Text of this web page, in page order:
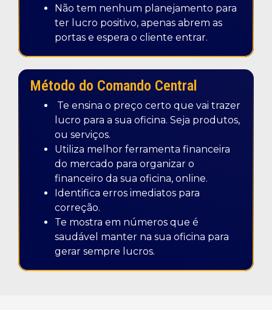
Não tem nenhum planejamento para
ter lucro positivo, apenas abrem as
portas e espera o cliente entrar.
Método do Comando Central
Te ensina o preço certo que vai trazer
lucro para a sua oficina. Seja produtos,
ou serviços.
Utiliza melhor ferramenta financeira
do mercado para organizar o
financeiro da sua oficina, online.
Identifica erros imediatos para
correção.
Te mostra em números que é
saudável manter na sua oficina para
gerar sempre lucros.